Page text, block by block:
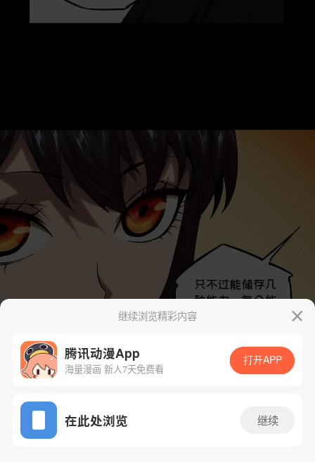
App免费看
继续浏览精彩内容
腾讯动漫App
海量漫画 新人7天免费看
打开APP
在此处浏览 继续